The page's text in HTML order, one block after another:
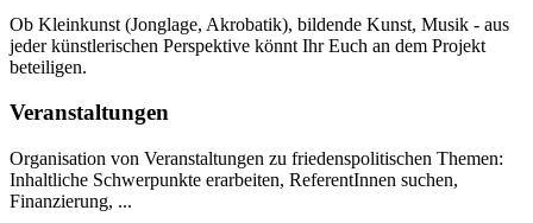
Ob Kleinkunst (Jonglage, Akrobatik), bildende Kunst, Musik - aus
jeder künstlerischen Perspektive könnt Ihr Euch an dem Projekt
beteiligen.
Veranstaltungen
Organisation von Veranstaltungen zu friedenspolitischen Themen:
Inhaltliche Schwerpunkte erarbeiten, ReferentInnen suchen,
Finanzierung, ...